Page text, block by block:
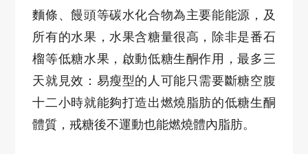
麵條、饅頭等碳水化合物為主要能能源，及
所有的水果，水果含糖量很高，除非是番石
榴等低糖水果，啟動低糖生酮作用，最多三
天就見效：易瘦型的人可能只需要斷糖空腹
十二小時就能夠打造出燃燒脂肪的低糖生酮
體質，戒糖後不運動也能燃燒體內脂肪。